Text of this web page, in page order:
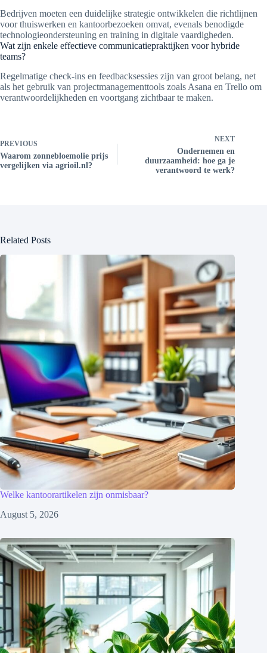
Bedrijven moeten een duidelijke strategie ontwikkelen die richtlijnen
voor thuiswerken en kantoorbezoeken omvat, evenals benodigde
technologieondersteuning en training in digitale vaardigheden.
Wat zijn enkele effectieve communicatiepraktijken voor hybride
teams?
Regelmatige check-ins en feedbacksessies zijn van groot belang, net
als het gebruik van projectmanagementtools zoals Asana en Trello om
verantwoordelijkheden en voortgang zichtbaar te maken.
PREVIOUS
Waarom zonnebloemolie prijs
vergelijken via agrioil.nl?
NEXT
Ondernemen en
duurzaamheid: hoe ga je
verantwoord te werk?
Related Posts
Welke kantoorartikelen zijn onmisbaar?
August 5, 2026